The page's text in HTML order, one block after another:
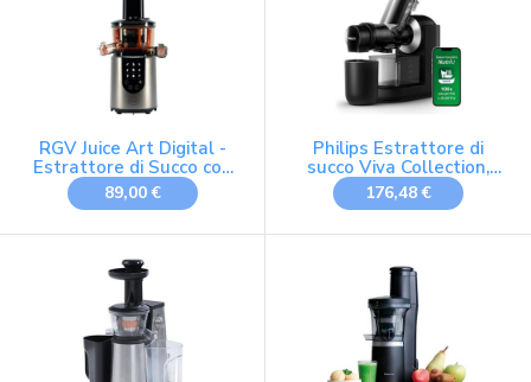
- White
RGV Juice Art Digital -
Estrattore di Succo con
Pannello Touch Screen,
Velocità Regolabile,
Filtri per Succo e Sorbetti
89,00 €
Philips Estrattore di
succo Viva Collection,
tubo XL 70 mm, pulizia
rapida
176,48 €